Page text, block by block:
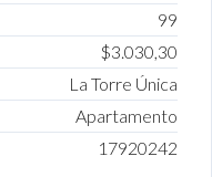
99
$3.030,30
La Torre Única
Apartamento
17920242